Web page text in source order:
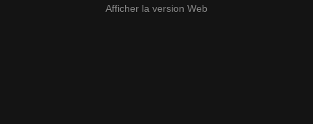
Afficher la version Web